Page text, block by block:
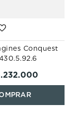
Conquest
.232.000